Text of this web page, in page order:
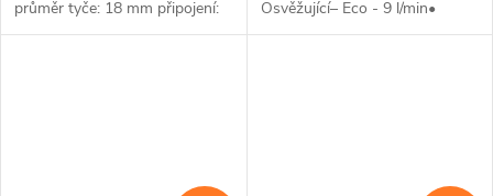
průměr tyče: 18 mm připojení:
G 1/2 3 proudy: relaxační,
Osvěžující– Eco - 9 l/min•
sprchová hadice, 1500 mm•